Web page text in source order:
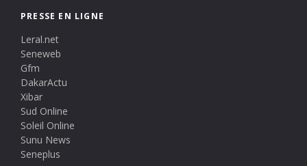
PRESSE EN LIGNE
Leral.net
Seneweb
Gfm
DakarActu
Xibar
Sud Online
Soleil Online
Sunu News
Seneplus